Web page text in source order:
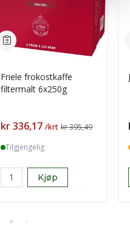
Friele frokostkaffe
filtermalt 6x250g
Pris
kr 336,17 /krt kr 395,49
Tilgjengelig
Kjøp